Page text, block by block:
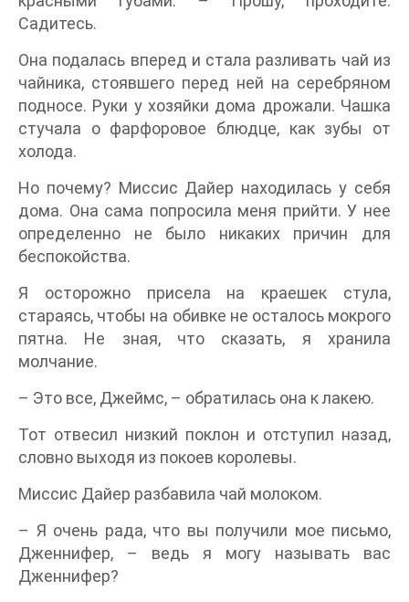
Садитесь.
Она подалась вперед и стала разливать чай из
чайника, стоявшего перед ней на серебряном
подносе. Руки у хозяйки дома дрожали. Чашка
стучала о фарфоровое блюдце, как зубы от
холода.
Но почему? Миссис Дайер находилась у себя
дома. Она сама попросила меня прийти. У нее
определенно не было никаких причин для
беспокойства.
Я осторожно присела на краешек стула,
стараясь, чтобы на обивке не осталось мокрого
пятна. Не зная, что сказать, я хранила
молчание.
– Это все, Джеймс, – обратилась она к лакею.
Тот отвесил низкий поклон и отступил назад,
словно выходя из покоев королевы.
Миссис Дайер разбавила чай молоком.
– Я очень рада, что вы получили мое письмо,
Дженнифер, – ведь я могу называть вас
Дженнифер?